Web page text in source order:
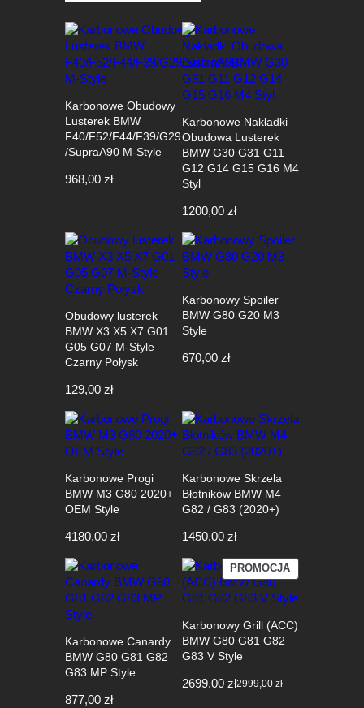
Karbonowe Obudowy
Lusterek BMW
F40/F52/F44/F39/G29
/SupraA90 M-Style
968,00 zł
Karbonowe Nakładki
Obudowa Lusterek
BMW G30 G31 G11
G12 G14 G15 G16 M4
Styl
1200,00 zł
Obudowy lusterek
BMW X3 X5 X7 G01
G05 G07 M-Style
Czarny Połysk
129,00 zł
Karbonowy Spoiler
BMW G80 G20 M3
Style
670,00 zł
Karbonowe Progi
BMW M3 G80 2020+
OEM Style
4180,00 zł
Karbonowe Skrzela
Błotników BMW M4
G82 / G83 (2020+)
1450,00 zł
Karbonowe Canardy
BMW G80 G81 G82
G83 MP Style
877,00 zł
PROMOCJAPRODUKT
W
PROMOCJI
Karbonowy Grill (ACC)
BMW G80 G81 G82
G83 V Style
2999,00zł
Pierwotna
2699,00 zł
Aktualna